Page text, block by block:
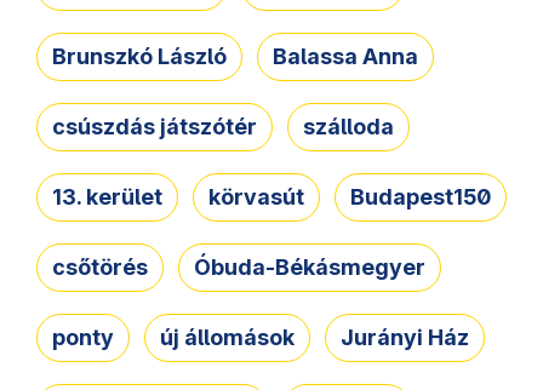
Brunszkó László Balassa Anna
csúszdás játszótér szálloda
13. kerület körvasút Budapest150
csőtörés Óbuda-Békásmegyer
ponty új állomások Jurányi Ház